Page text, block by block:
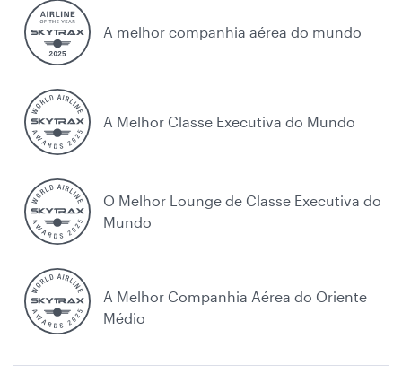
A melhor companhia aérea do mundo
A Melhor Classe Executiva do Mundo
O Melhor Lounge de Classe Executiva do
Mundo
A Melhor Companhia Aérea do Oriente
Médio